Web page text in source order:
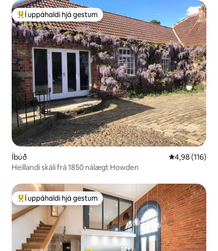
Í mestu uppáhaldi hjá gestum
Í uppáhaldi hjá gestum
Íbúð 4,98 af 5 í
4,98 (116)
Heillandi skáli frá 1850 nálægt Howden
Í mestu uppáhaldi hjá gestum
Í uppáhaldi hjá gestum